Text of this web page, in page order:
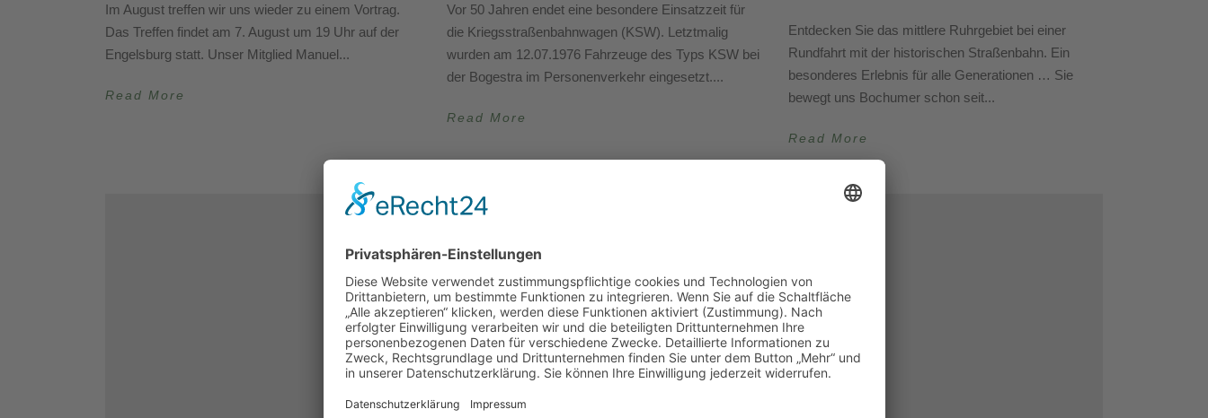
Im August treffen wir uns wieder zu einem Vortrag.
Das Treffen findet am 7. August um 19 Uhr auf der
Engelsburg statt. Unser Mitglied Manuel...
Read More
Vor 50 Jahren endet eine besondere Einsatzzeit für
die Kriegsstraßenbahnwagen (KSW). Letztmalig
wurden am 12.07.1976 Fahrzeuge des Typs KSW bei
der Bogestra im Personenverkehr eingesetzt....
Read More
Entdecken Sie das mittlere Ruhrgebiet bei einer
Rundfahrt mit der historischen Straßenbahn. Ein
besonderes Erlebnis für alle Generationen … Sie
bewegt uns Bochumer schon seit...
Read More